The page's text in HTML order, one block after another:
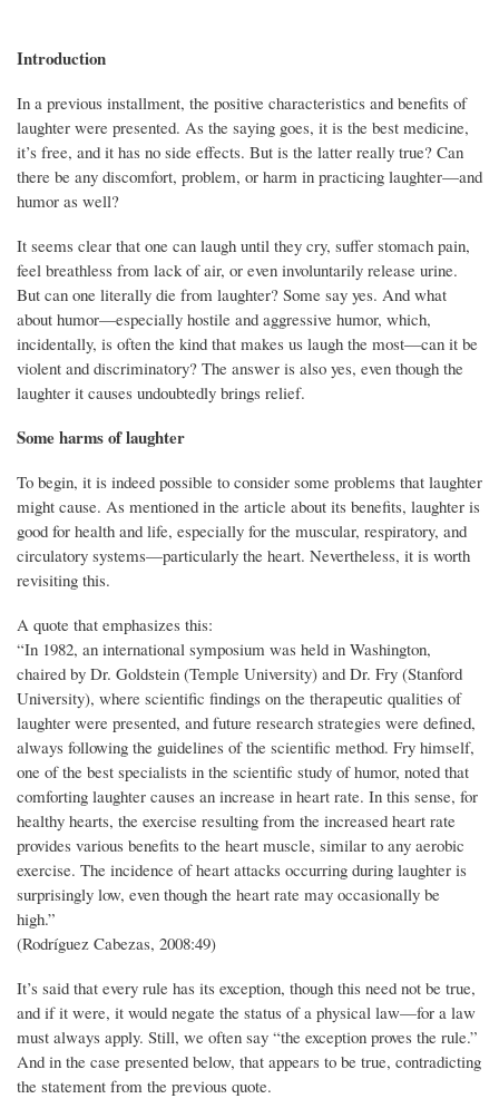
Introduction
In a previous installment, the positive characteristics and benefits of
laughter were presented. As the saying goes, it is the best medicine,
it’s free, and it has no side effects. But is the latter really true? Can
there be any discomfort, problem, or harm in practicing laughter—and
humor as well?
It seems clear that one can laugh until they cry, suffer stomach pain,
feel breathless from lack of air, or even involuntarily release urine.
But can one literally die from laughter? Some say yes. And what
about humor—especially hostile and aggressive humor, which,
incidentally, is often the kind that makes us laugh the most—can it be
violent and discriminatory? The answer is also yes, even though the
laughter it causes undoubtedly brings relief.
Some harms of laughter
To begin, it is indeed possible to consider some problems that laughter
might cause. As mentioned in the article about its benefits, laughter is
good for health and life, especially for the muscular, respiratory, and
circulatory systems—particularly the heart. Nevertheless, it is worth
revisiting this.
A quote that emphasizes this:
“In 1982, an international symposium was held in Washington,
chaired by Dr. Goldstein (Temple University) and Dr. Fry (Stanford
University), where scientific findings on the therapeutic qualities of
laughter were presented, and future research strategies were defined,
always following the guidelines of the scientific method. Fry himself,
one of the best specialists in the scientific study of humor, noted that
comforting laughter causes an increase in heart rate. In this sense, for
healthy hearts, the exercise resulting from the increased heart rate
provides various benefits to the heart muscle, similar to any aerobic
exercise. The incidence of heart attacks occurring during laughter is
surprisingly low, even though the heart rate may occasionally be
high.”
(Rodríguez Cabezas, 2008:49)
It’s said that every rule has its exception, though this need not be true,
and if it were, it would negate the status of a physical law—for a law
must always apply. Still, we often say “the exception proves the rule.”
And in the case presented below, that appears to be true, contradicting
the statement from the previous quote.